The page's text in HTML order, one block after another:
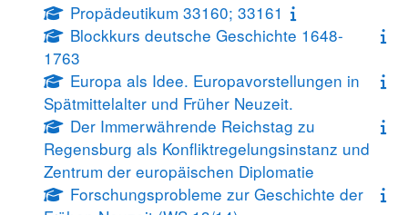
Propädeutikum 33160; 33161
Blockkurs deutsche Geschichte 1648-
1763
Europa als Idee. Europavorstellungen in
Spätmittelalter und Früher Neuzeit.
Der Immerwährende Reichstag zu
Regensburg als Konfliktregelungsinstanz und
Zentrum der europäischen Diplomatie
Forschungsprobleme zur Geschichte der